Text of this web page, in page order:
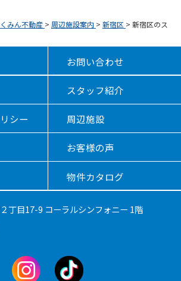
みん不動産 > 周辺施設案内 > 新宿区 > 新宿区のス
お問い合わせ
スタッフ紹介
シー 周辺施設
お客様の声
物件カタログ
丁目17-9 コーラルシンフォニー 1階